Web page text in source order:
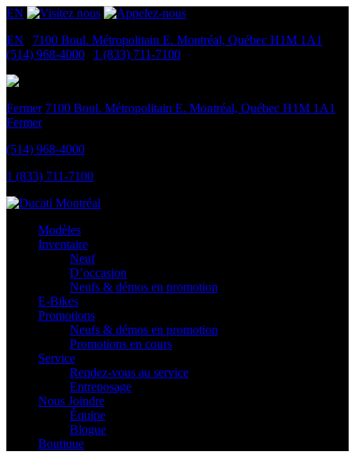
EN
EN
7100 Boul. Métropolitain E. Montréal, Québec H1M 1A1
(514) 968-4000
1 (833) 711-7100
Fermer 7100 Boul. Métropolitain E. Montréal, Québec H1M 1A1
Fermer
(514) 968-4000
1 (833) 711-7100
Modèles
Inventaire
Neuf
D’occasion
Neufs & démos en promotion
E-Bikes
Promotions
Neufs & démos en promotion
Promotions en cours
Service
Rendez-vous au service
Entreposage
Nous Joindre
Équipe
Blogue
Boutique